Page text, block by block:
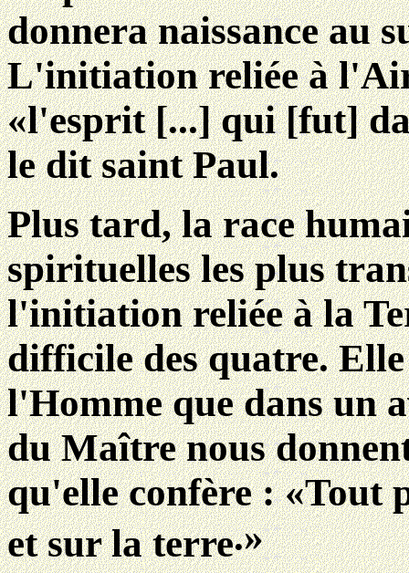
donnera naissance au
L'initiation reliée à
«l'esprit [...] qui [fut]
le dit saint Paul.
Plus tard, la race
spirituelles les plus
l'initiation reliée à la
difficile des quatre. Elle
l'Homme que dans un
du Maître nous
qu'elle confère : «Tout
et sur la terre.»